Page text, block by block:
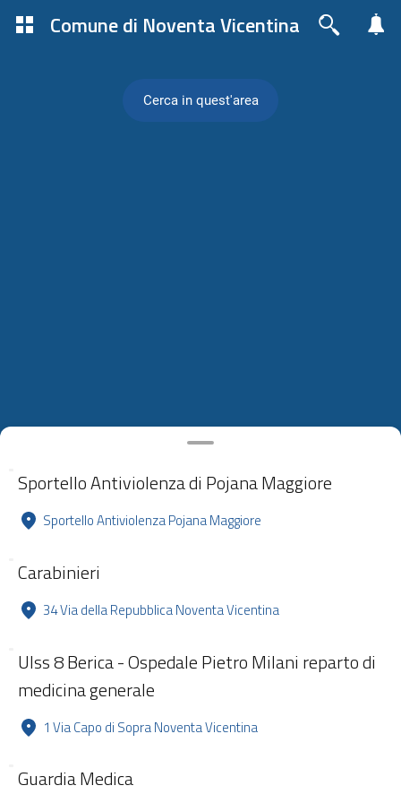
Comune di Noventa Vicentina
Sportello Antiviolenza di Pojana Maggiore
Sportello Antiviolenza Pojana Maggiore
Carabinieri
34 Via della Repubblica Noventa Vicentina
Ulss 8 Berica - Ospedale Pietro Milani reparto di
medicina generale
1 Via Capo di Sopra Noventa Vicentina
Guardia Medica
Cerca in quest'area